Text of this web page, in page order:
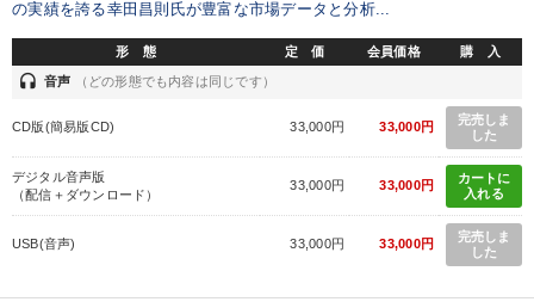
の実績を誇る幸田昌則氏が豊富な市場データと分析...
形 態 定 価 会員価格 購 入
headset 音声 （どの形態でも内容は同じです）
CD版(簡易版CD) 33,000円 33,000円
完売しま
した
デジタル音声版
（配信＋ダウンロード）
33,000円 33,000円
カートに
入れる
USB(音声) 33,000円 33,000円
完売しま
した